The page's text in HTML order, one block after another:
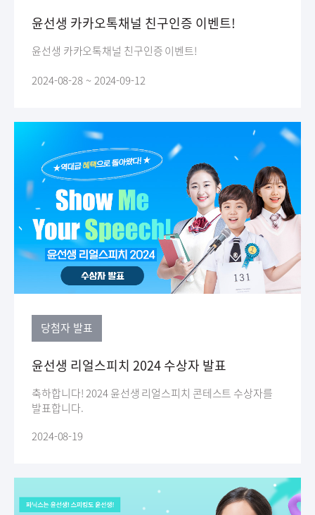
윤선생 카카오톡채널 친구인증 이벤트!
윤선생 카카오톡채널 친구인증 이벤트!
2024-08-28 ~ 2024-09-12
당첨자 발표
윤선생 리얼스피치 2024 수상자 발표
축하합니다! 2024 윤선생 리얼스피치 콘테스트 수상자를
발표합니다.
2024-08-19